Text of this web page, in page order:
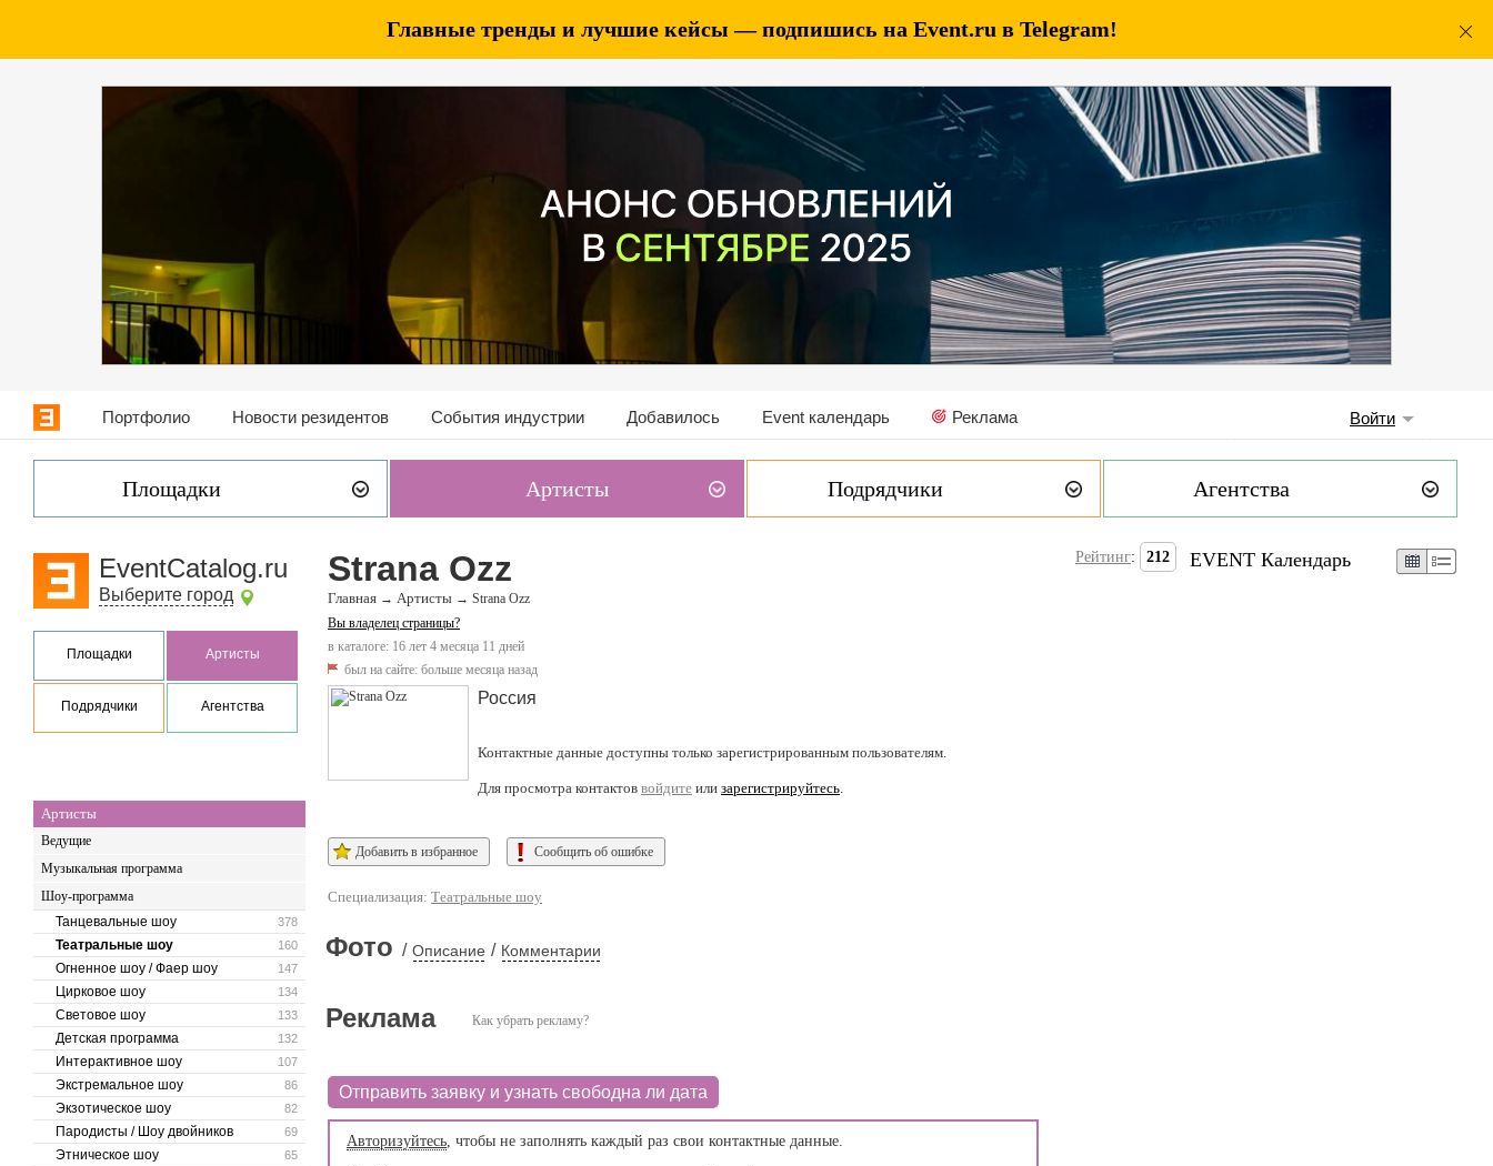
Главные тренды и лучшие кейсы — подпишись на Event.ru в Telegram!
Портфолио Новости резидентов События индустрии Добавилось Event календарь Реклама Войти
Площадки Артисты Подрядчики Агентства
EventCatalog.ru
Выберите город
Площадки Артисты
Подрядчики Агентства
Артисты
Ведущие
Музыкальная программа
Шоу-программа
378
Танцевальные шоу
160
Театральные шоу
147
Огненное шоу / Фаер шоу
134
Цирковое шоу
133
Световое шоу
132
Детская программа
107
Интерактивное шоу
86
Экстремальное шоу
82
Экзотическое шоу
69
Пародисты / Шоу двойников
65
Этническое шоу
Strana Ozz
Главная → Артисты → Strana Ozz
Вы владелец страницы?
в каталоге: 16 лет 4 месяца 11 дней
был на сайте: больше месяца назад
Рейтинг: 212
Россия
Контактные данные доступны только зарегистрированным пользователям.
Для просмотра контактов войдите или зарегистрируйтесь.
Добавить в избранное Сообщить об ошибке
Специализация: Театральные шоу
Фото / Описание / Комментарии
Как убрать рекламу?
Реклама
Отправить заявку и узнать свободна ли дата
Авторизуйтесь, чтобы не заполнять каждый раз свои контактные данные.
EVENT Календарь